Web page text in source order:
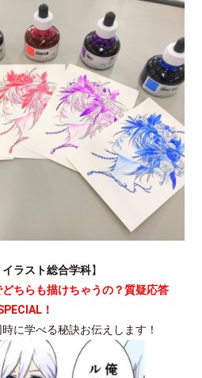
イラスト総合学科】
ちらも描けちゃうの？質疑応答
！
に学べる秘訣お伝えします！